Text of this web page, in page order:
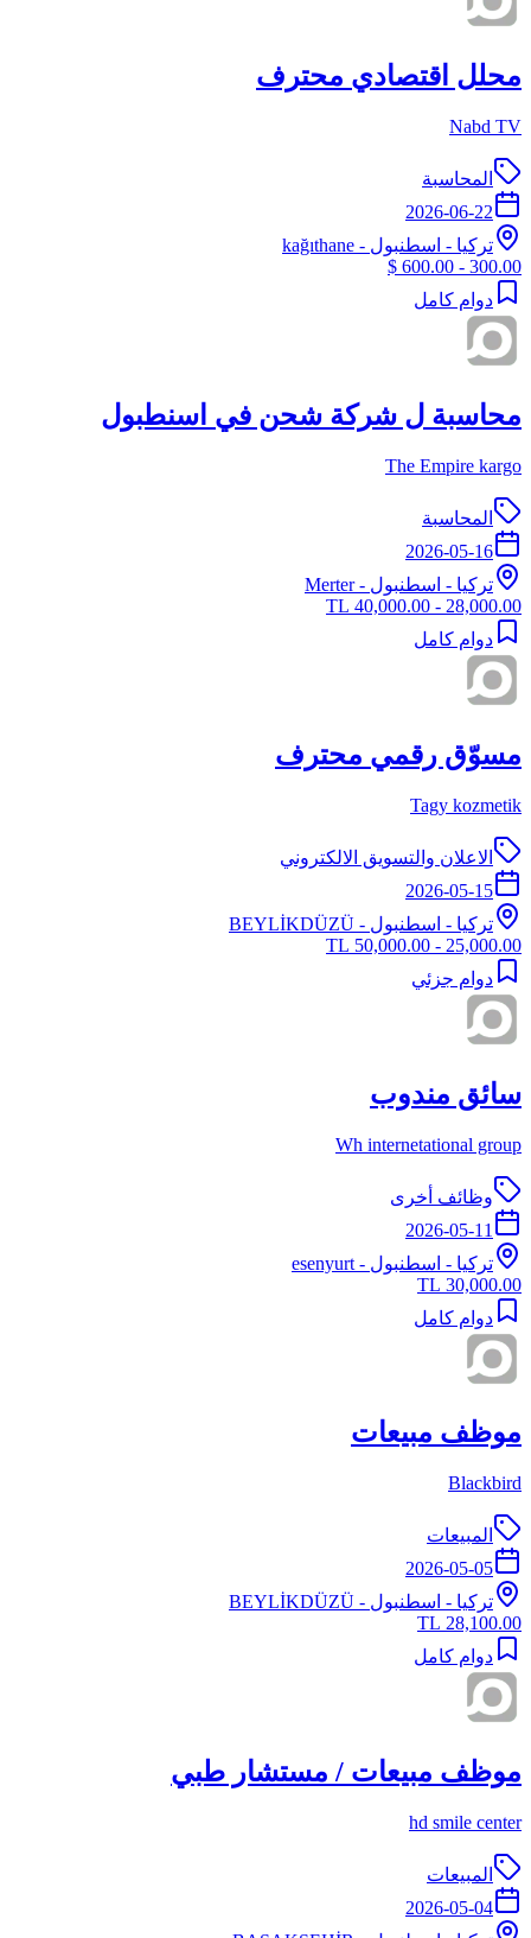
محلل اقتصادي محترف
Nabd TV
المحاسبة
2026-06-22
تركيا - اسطنبول - kağıthane
300.00 - 600.00 $
دوام كامل
محاسبة ل شركة شحن في اسنطبول
The Empire kargo
المحاسبة
2026-05-16
تركيا - اسطنبول - Merter
28,000.00 - 40,000.00 TL
دوام كامل
مسوّق رقمي محترف
Tagy kozmetik
الاعلان والتسويق الالكتروني
2026-05-15
تركيا - اسطنبول - BEYLİKDÜZÜ
25,000.00 - 50,000.00 TL
دوام جزئي
سائق مندوب
Wh internetational group
وظائف أخرى
2026-05-11
تركيا - اسطنبول - esenyurt
30,000.00 TL
دوام كامل
موظف مبيعات
Blackbird
المبيعات
2026-05-05
تركيا - اسطنبول - BEYLİKDÜZÜ
28,100.00 TL
دوام كامل
موظف مبيعات / مستشار طبي
hd smile center
المبيعات
2026-05-04